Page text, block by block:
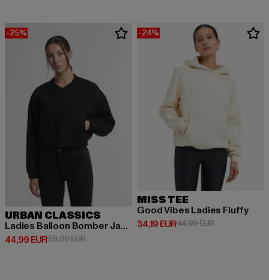
-25%
URBAN CLASSICS
Ladies Balloon Bomber Jacket
44,99 EUR
Derzeitiger Preis: 44,99 EUR
59,99 EURAktionspreis: 59,99 EUR
-24%
MISS TEE
Good Vibes Ladies Fluffy
34,19 EUR
Derzeitiger Preis: 34,19 EUR
44,99 EURAktionspreis: